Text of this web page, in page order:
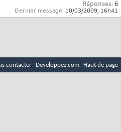
Réponses:6
Dernier message: 10/03/2009, 16h41
contacter Developpez.com Haut de page